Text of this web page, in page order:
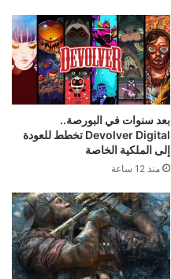
بعد سنوات في البورصة..
Devolver Digital تخطط للعودة
إلى الملكية الخاصة
منذ 12 ساعة